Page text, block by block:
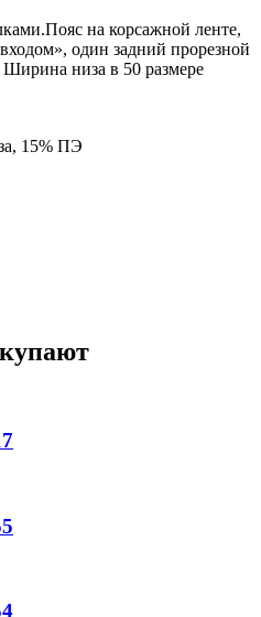
на корсажной ленте,
один задний прорезной
низа в 50 размере
15% ПЭ